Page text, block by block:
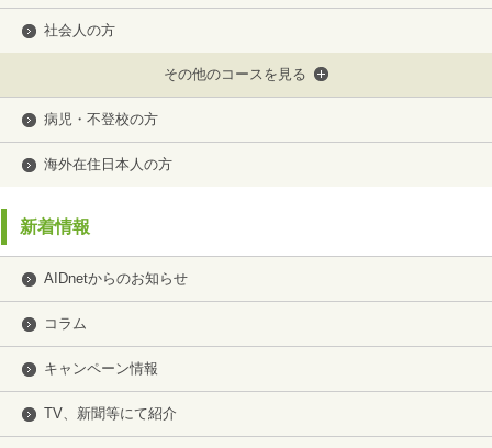
社会人の方
その他のコースを見る
病児・不登校の方
海外在住日本人の方
新着情報
AIDnetからのお知らせ
コラム
キャンペーン情報
TV、新聞等にて紹介